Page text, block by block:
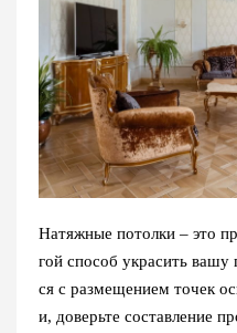
Натяжные потолки – это
гой способ украсить
ся с размещением точек
и, доверьте составление